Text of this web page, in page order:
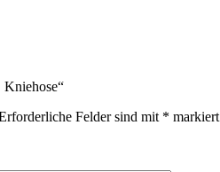
Felder sind mit * markiert